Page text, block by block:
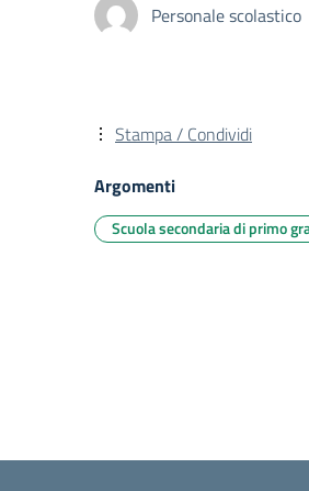
Personale scolastico
Stampa / Condividi
Argomenti
Scuola secondaria di primo